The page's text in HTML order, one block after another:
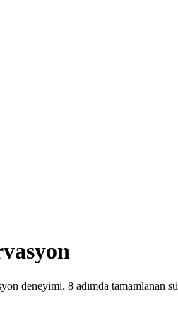
deneyimi. 8 adımda tamamlanan